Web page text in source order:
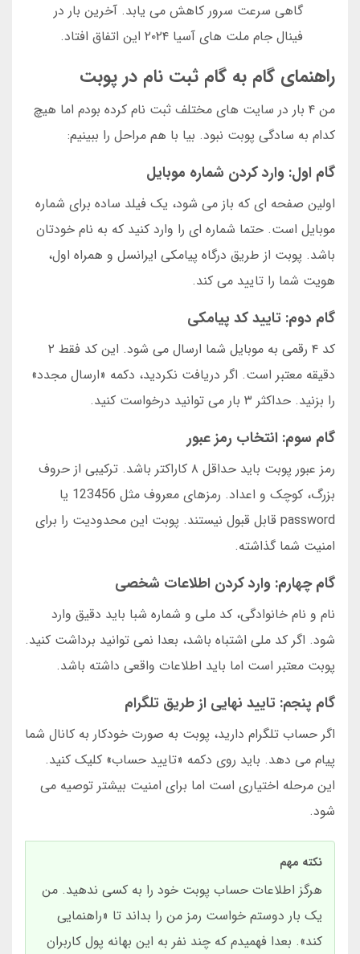
گاهی سرعت سرور کاهش می یابد. آخرین بار در
فینال جام ملت های آسیا ۲۰۲۴ این اتفاق افتاد.
راهنمای گام به گام ثبت نام در پوبت
من ۴ بار در سایت های مختلف ثبت نام کرده بودم اما هیچ
کدام به سادگی پوبت نبود. بیا با هم مراحل را ببینیم:
گام اول: وارد کردن شماره موبایل
اولین صفحه ای که باز می شود، یک فیلد ساده برای شماره
موبایل است. حتما شماره ای را وارد کنید که به نام خودتان
باشد. پوبت از طریق درگاه پیامکی ایرانسل و همراه اول،
هویت شما را تایید می کند.
گام دوم: تایید کد پیامکی
کد ۴ رقمی به موبایل شما ارسال می شود. این کد فقط ۲
دقیقه معتبر است. اگر دریافت نکردید، دکمه «ارسال مجدد»
را بزنید. حداکثر ۳ بار می توانید درخواست کنید.
گام سوم: انتخاب رمز عبور
رمز عبور پوبت باید حداقل ۸ کاراکتر باشد. ترکیبی از حروف
بزرگ، کوچک و اعداد. رمزهای معروف مثل 123456 یا
password قابل قبول نیستند. پوبت این محدودیت را برای
امنیت شما گذاشته.
گام چهارم: وارد کردن اطلاعات شخصی
نام و نام خانوادگی، کد ملی و شماره شبا باید دقیق وارد
شود. اگر کد ملی اشتباه باشد، بعدا نمی توانید برداشت کنید.
پوبت معتبر است اما باید اطلاعات واقعی داشته باشد.
گام پنجم: تایید نهایی از طریق تلگرام
اگر حساب تلگرام دارید، پوبت به صورت خودکار به کانال شما
پیام می دهد. باید روی دکمه «تایید حساب» کلیک کنید.
این مرحله اختیاری است اما برای امنیت بیشتر توصیه می
شود.
نکته مهم
هرگز اطلاعات حساب پوبت خود را به کسی ندهید. من
یک بار دوستم خواست رمز من را بداند تا «راهنمایی
کند». بعدا فهمیدم که چند نفر به این بهانه پول کاربران